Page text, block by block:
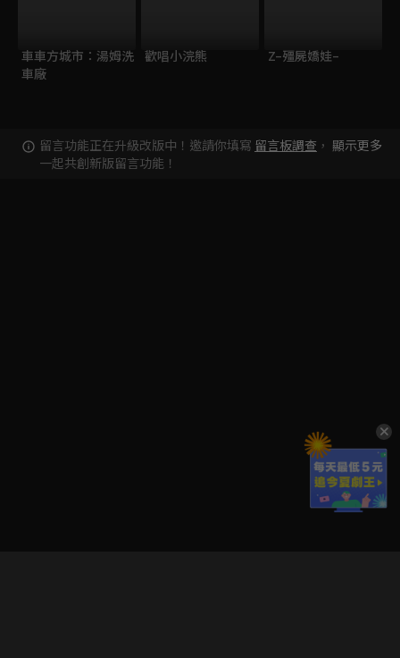
車車方城市：湯姆洗
車廠
歡唱小浣熊 Z–殭屍嬌娃–
留言功能正在升級改版中！邀請你填寫 留言板調查 ，
一起共創新版留言功能！
顯示更多